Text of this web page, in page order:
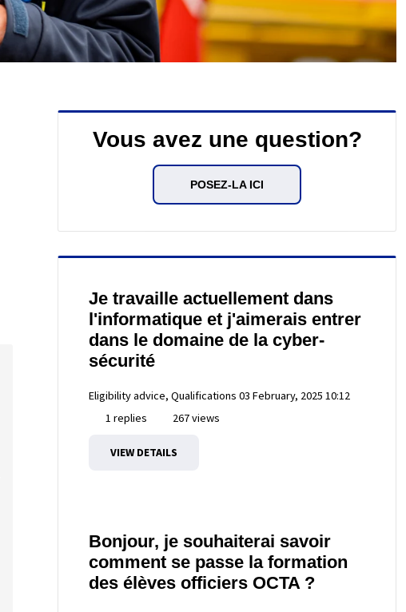
Vous avez une question?
POSEZ-LA ICI
Je travaille actuellement dans
l'informatique et j'aimerais entrer
dans le domaine de la cyber-
sécurité
Eligibility advice, Qualifications 03 February, 2025 10:12
1 replies
267 views
VIEW DETAILS
Bonjour, je souhaiterai savoir
comment se passe la formation
des élèves officiers OCTA ?